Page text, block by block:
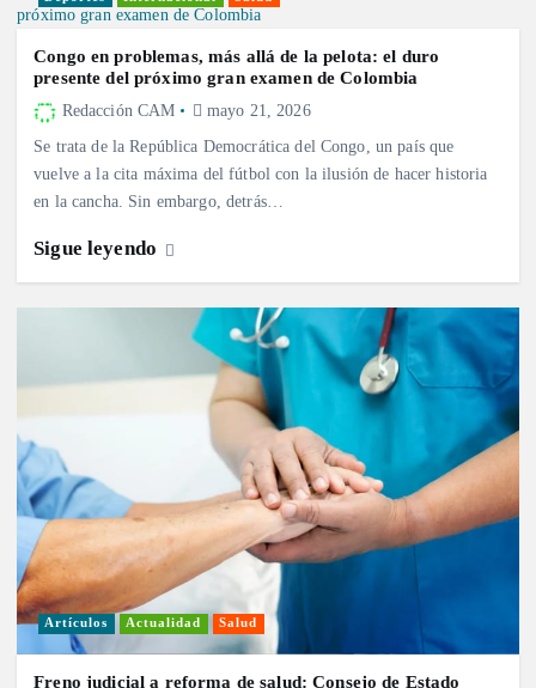
Congo en problemas, más allá de la pelota: el duro
presente del próximo gran examen de Colombia
Redacción CAM mayo 21, 2026
Se trata de la República Democrática del Congo, un país que
vuelve a la cita máxima del fútbol con la ilusión de hacer historia
en la cancha. Sin embargo, detrás…
Sigue leyendo
Artículos Actualidad Salud
Freno judicial a reforma de salud: Consejo de Estado